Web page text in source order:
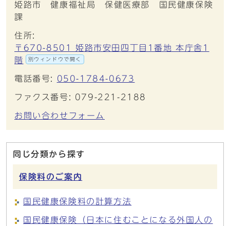
姫路市 健康福祉局 保健医療部 国民健康保険
課
住所:
〒670-8501 姫路市安田四丁目1番地 本庁舎1
階
別ウィンドウで開く
電話番号: 050-1784-0673
ファクス番号: 079-221-2188
お問い合わせフォーム
同じ分類から探す
保険料のご案内
国民健康保険料の計算方法
国民健康保険（日本に住むことになる外国人の